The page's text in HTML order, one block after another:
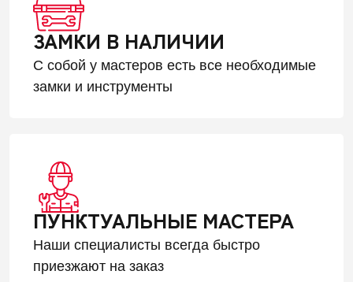
ЗАМКИ В НАЛИЧИИ
С собой у мастеров есть все необходимые
замки и инструменты
ПУНКТУАЛЬНЫЕ МАСТЕРА
Наши специалисты всегда быстро
приезжают на заказ